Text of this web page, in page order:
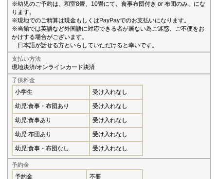
※幼児のご予約は、和室8畳、10畳にて、食事布団付き or 布団のみ、にな
ります。
※現地でのご精算は現金もしくはPayPayでのお支払いになります。
※当館では英語など外国語に対応できる者が居ない為ご迷惑、ご不便をお
かけする場合がございます。
日本語が話せる方といらしていただけると幸いです。
支払い方法
現地決済/オンラインカード決済
子供料金
小学生
受け入れなし
幼児:食事・布団あり 受け入れなし
幼児:食事あり 受け入れなし
幼児:布団あり 受け入れなし
幼児:食事・布団なし 受け入れなし
予約金
予約金
不要